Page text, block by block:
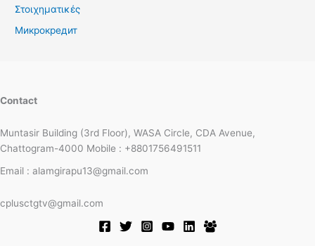
Στοιχηματικές
Микрокредит
Contact
Muntasir Building (3rd Floor), WASA Circle, CDA Avenue,
Chattogram-4000 Mobile : +8801756491511
Email : alamgirapu13@gmail.com
cplusctgtv@gmail.com